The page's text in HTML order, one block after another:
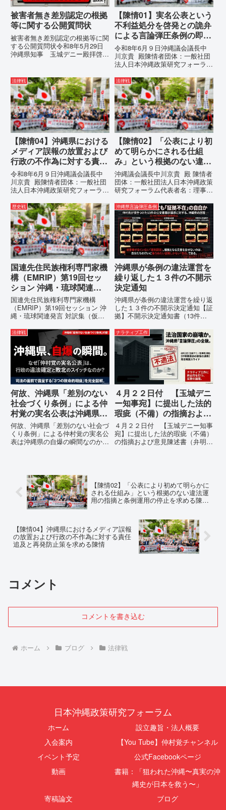
被害者無き差別認定の根拠
等に関する公開質問状
被害者無き差別認定の根拠等に関
する公開質問状令和8年5月29日
沖縄県知事 玉城デニー殿拝啓貴
ます。私は、適正な意見陳述（弁
明）を行うにあたり、沖縄県行政
手続条例第28条で定められた...
【陳情01】実名公表という
不利益処分を啓発との詭弁
による言論弾圧条例の即時
運用停止を求める陳情
令和8年6月９日沖縄議会議長中
川京貴 殿陳情者団体：一般社団
法人日本沖縄政策研究フォーラム
所：沖縄県那覇市電 話：
080- 実名公表という不利益処分
を啓発との詭弁による言論弾圧条
例の即時運用停止を求める陳情
1...
法律戦
【陳情04】沖縄県における
メディア誤報の放置および
行政の不作為に対する責任
追及と再発防止策を求める
陳情
令和8年6月９日沖縄議会議長中
川京貴 殿陳情者団体：一般社団
法人日本沖縄政策研究フォーラム
所：沖縄県那覇市電 話：080-
【陳情03】沖縄県におけるメデ
ィア誤報の放置および行政の不作
為に対する責任追及と再発防...
法律戦
【陳情02】「公表により初
めて明らかにされる仕組
み」という根拠のない違法
運用の指摘と条例運用の停
止を求める陳情書
沖縄議会議長中川京貴 殿 陳情者
団体：一般社団法人日本沖縄政策
研究フォーラム代表者名：理事
市電 話：080- 「公表により初
めて明らかにされる仕組み」とい
う根拠のない違法運用の指摘と条
例運用の停止を求める陳情...
歴史戦
国連先住民族権利専門家機
構（EMRIP）第19回セッ
ション 沖縄・琉球関連発
言 対訳集（仮訳）
国連先住民族権利専門家機構
（EMRIP）第19回セッション 沖
縄・琉球関連発言 対訳集（仮
（EMRIP）の各会合において行
われた、沖縄・琉球の先住民族指
定、PFAS（有機フッ素化合物）
問題、米軍基地、伝統文化（...
沖縄県言論弾圧条例
沖縄県が条例の違法運営を
繰り返した１３件の不開示
決定通知
沖縄県が条例の違法運営を繰り返
した１３件の不開示決定通知【証
拠】不開示決定通知書（13件）
が請求した「差別認定の根拠」に
対し、県は全て非開示・存否応答
拒否を突きつけました。これは、
彼らが行政手続きの正当性を失
法律戦
何故、沖縄県「差別のない
社会づくり条例」による仲
村覚の実名公表は沖縄県の
自爆の瞬間なのか？その3
つの理由。
何故、沖縄県「差別のない社会づ
くり条例」による仲村覚の実名公
表は沖縄県の自爆の瞬間なのか？
を、特定の個人を社会的制裁に追
い込むための「仕上げ」だと考え
て...
ナラティブ工作
４月２２日付 【玉城デニ
ー知事宛】に提出した法的
瑕疵（不備）の指摘および
意見陳述書（弁明書）提出
の留保の通告
４月２２日付 【玉城デニー知事
宛】に提出した法的瑕疵（不備）
の指摘および意見陳述書（弁明
この時は、違法を認めて軌道修正
す...
【陳情02】「公表により初めて明らかに
される仕組み」という根拠のない違法運
用の指摘と条例運用の停止を求める陳情
【陳情04】沖縄県におけるメディア誤報
の放置および行政の不作為に対する責任
追及と再発防止策を求める陳情
コメント
コメントを書き込む
ホーム ブログ 法律戦
日本沖縄政策研究フォーラム
ホーム
設立趣旨・法人概要
入会案内
【You Tube】仲村覚チャンネル
イベント予定
公式Facebookページ
動画
書籍：「狙われた沖縄〜真実の沖
縄史が日本を救う〜」
寄稿論文
ブログ